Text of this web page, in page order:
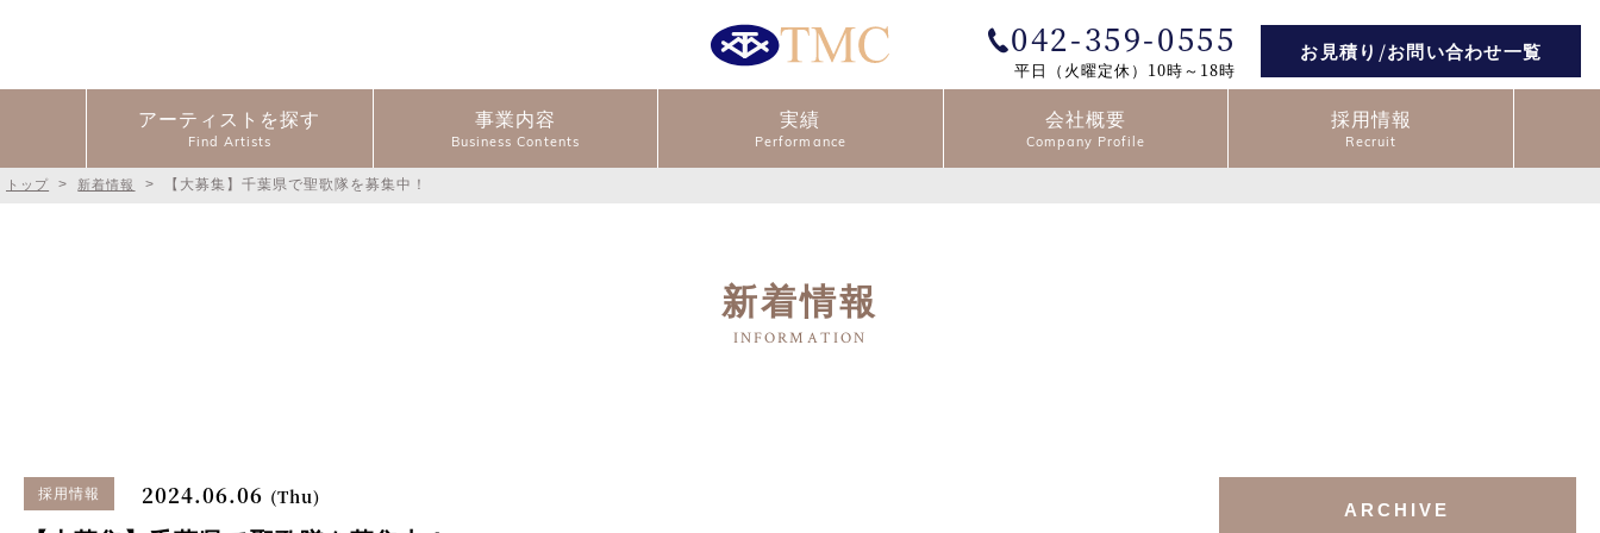
042-359-0555
平日（火曜定休）10時～18時
お見積り/お問い合わせ一覧
アーティストを探す 事業内容 実績 会社概要 採用情報
トップ > 新着情報 > 【大募集】千葉県で聖歌隊を募集中！
新着情報
採用情報 2024.06.06 (Thu)
ARCHIVE